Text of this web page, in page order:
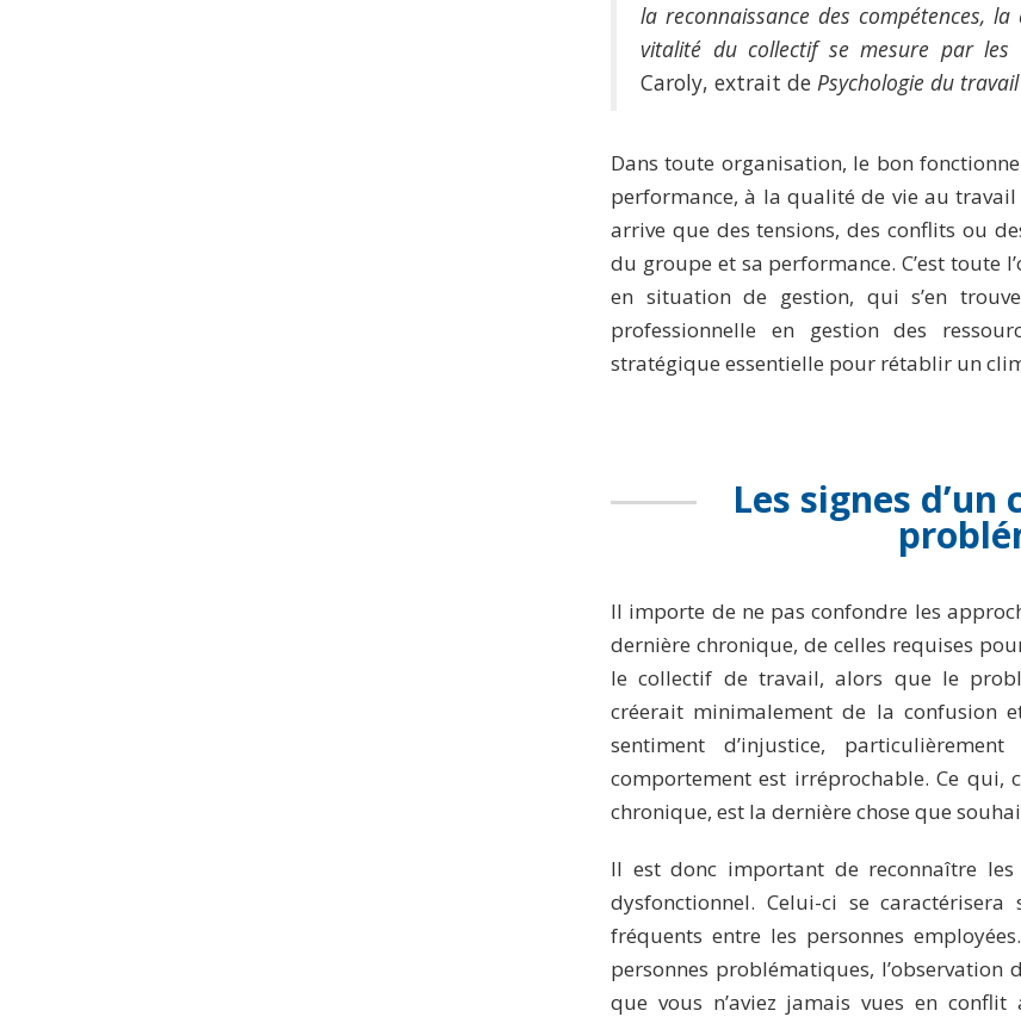
la reconnaissance des compétences,
vitalité du collectif se mesure par les
Caroly, extrait de Psychologie du
Dans toute organisation, le bon
performance, à la qualité de vie au
arrive que des tensions, des conflits ou
du groupe et sa performance. C’est toute
en situation de gestion, qui s’en
professionnelle en gestion des
stratégique essentielle pour rétablir un
Les signes
Il importe de ne pas confondre les
dernière chronique, de celles requises
le collectif de travail, alors que le
créerait minimalement de la confusion
sentiment d’injustice,
comportement est irréprochable. Ce qui,
chronique, est la dernière chose que
Il est donc important de reconnaître
dysfonctionnel. Celui-ci se
fréquents entre les personnes
personnes problématiques,
que vous n’aviez jamais vues en